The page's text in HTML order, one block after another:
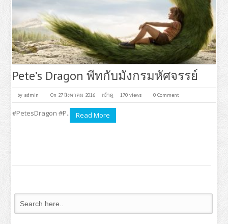
Pete’s Dragon พีทกับมังกรมหัศจรรย์
by admin On 27 สิงหาคม 2016 เข้าดู 170 views 0 Comment
#PetesDragon #P.. Read More